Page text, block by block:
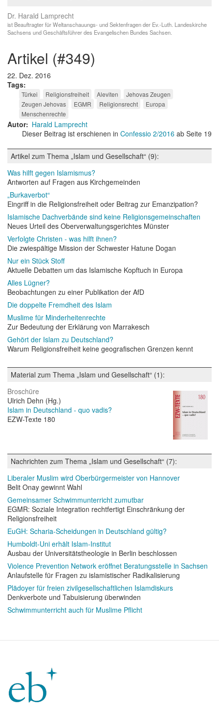
Dr. Harald Lamprecht
ist Beauftragter für Weltanschauungs- und Sektenfragen der Ev.-Luth. Landeskirche
Sachsens und Geschäftsführer des Evangelischen Bundes Sachsen.
artikel (#349)
22. Dez. 2016
Tags
Türkei Religionsfreiheit Aleviten
Jehovas Zeugen
Zeugen Jehovas
EGMR Religionsrecht
Europa
Menschenrechte
Autor
Harald Lamprecht
Dieser Beitrag ist erschienen in Confessio 2/2016 ab Seite 19
Artikel zum Thema „Islam und Gesellschaft“ (9):
Was hilft gegen Islamismus?
Antworten auf Fragen aus Kirchgemeinden
„Burkaverbot“
Eingriff in die Religionsfreiheit oder Beitrag zur Emanzipation?
Islamische Dachverbände sind keine Religionsgemeinschaften
Neues Urteil des Oberverwaltungsgerichtes Münster
Verfolgte Christen - was hilft ihnen?
Die zwiespältige Mission der Schwester Hatune Dogan
Nur ein Stück Stoff
Aktuelle Debatten um das Islamische Kopftuch in Europa
Alles Lügner?
Beobachtungen zu einer Publikation der AfD
Die doppelte Fremdheit des Islam
Muslime für Minderheitenrechte
Zur Bedeutung der Erklärung von Marrakesch
Gehört der Islam zu Deutschland?
Warum Religionsfreiheit keine geografischen Grenzen kennt
Material zum Thema „Islam und Gesellschaft“ (1):
Broschüre
Ulrich Dehn (Hg.)
Islam in Deutschland - quo vadis?
EZW-Texte 180
Nachrichten zum Thema „Islam und Gesellschaft“ (7):
Liberaler Muslim wird Oberbürgermeister von Hannover
Belit Onay gewinnt Wahl
Gemeinsamer Schwimmunterricht zumutbar
EGMR: Soziale Integration rechtfertigt Einschränkung der
Religionsfreiheit
EuGH: Scharia-Scheidungen in Deutschland gültig?
Humboldt-Uni erhält Islam-Institut
Ausbau der Universitätstheologie in Berlin beschlossen
Violence Prevention Network eröffnet Beratungsstelle in Sachsen
Anlaufstelle für Fragen zu islamistischer Radikalisierung
Plädoyer für freien zivilgesellschaftlichen Islamdiskurs
Denkverbote und Tabuisierung überwinden
Schwimmunterricht auch für Muslime Pflicht